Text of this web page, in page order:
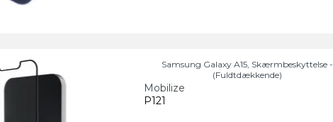
Samsung Galaxy A15, Skærmbeskyttelse -
(Fuldtdækkende)
Mobilize
P121